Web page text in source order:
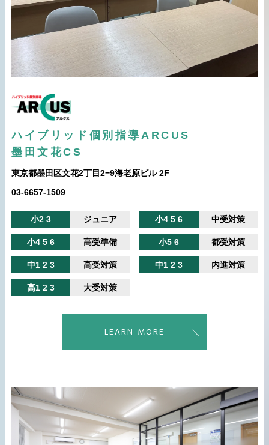
ハイブリッド個別指導ARCUS
墨田文花CS
東京都墨田区文花2丁目2−9海老原ビル 2F
03-6657-1509
小2 3 ジュニア 小4 5 6 中受対策
小4 5 6 高受準備 小5 6 都受対策
中1 2 3 高受対策 中1 2 3 内進対策
高1 2 3 大受対策
LEARN MORE